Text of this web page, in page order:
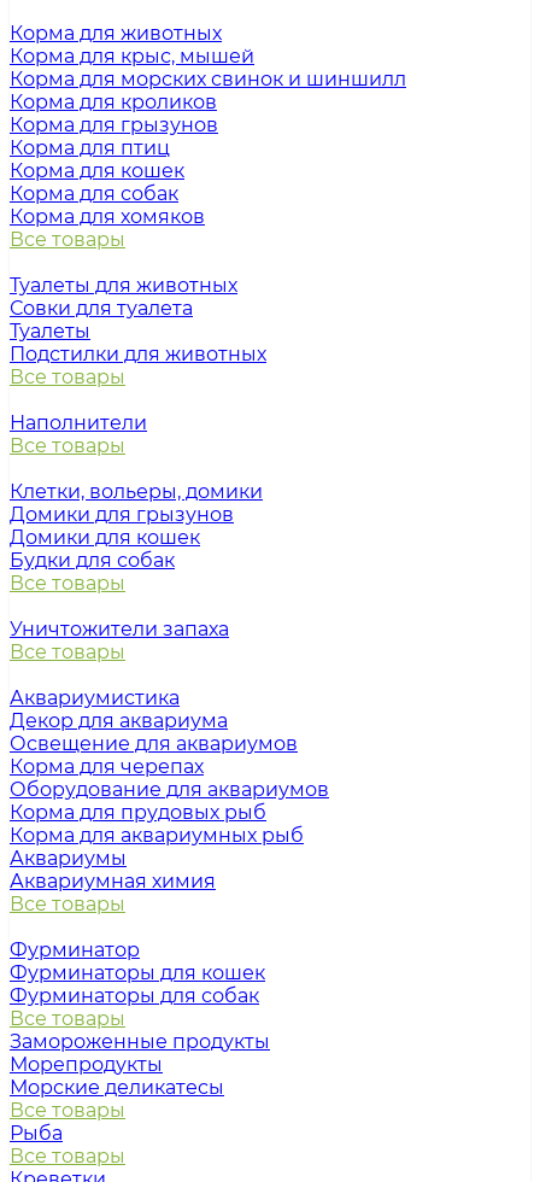
Корма для животных
Корма для крыс, мышей
Корма для морских свинок и шиншилл
Корма для кроликов
Корма для грызунов
Корма для птиц
Корма для кошек
Корма для собак
Корма для хомяков
Все товары
Туалеты для животных
Совки для туалета
Туалеты
Подстилки для животных
Все товары
Наполнители
Все товары
Клетки, вольеры, домики
Домики для грызунов
Домики для кошек
Будки для собак
Все товары
Уничтожители запаха
Все товары
Аквариумистика
Декор для аквариума
Освещение для аквариумов
Корма для черепах
Оборудование для аквариумов
Корма для прудовых рыб
Корма для аквариумных рыб
Аквариумы
Аквариумная химия
Все товары
Фурминатор
Фурминаторы для кошек
Фурминаторы для собак
Все товары
Замороженные продукты
Морепродукты
Морские деликатесы
Все товары
Рыба
Все товары